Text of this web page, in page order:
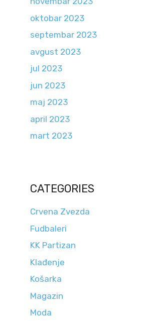
oktobar 2023
septembar 2023
avgust 2023
jul 2023
jun 2023
maj 2023
april 2023
mart 2023
CATEGORIES
Crvena Zvezda
Fudbaleri
KK Partizan
Klađenje
Košarka
Magazin
Moda